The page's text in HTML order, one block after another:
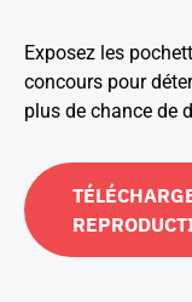
Exposez les
concours pour
plus de chance de